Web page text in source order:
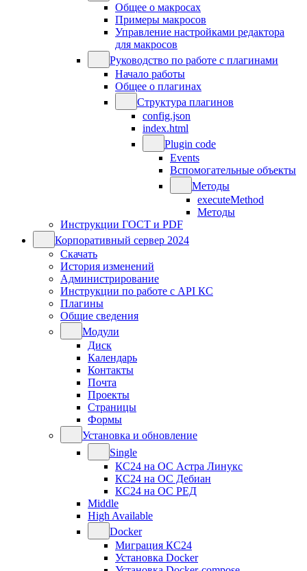
Общее о макросах
Примеры макросов
Управление настройками редактора
для макросов
Руководство по работе с плагинами
Начало работы
Общее о плагинах
Структура плагинов
config.json
index.html
Plugin code
Events
Вспомогательные объекты
Методы
executeMethod
Методы
Инструкции ГОСТ и PDF
Корпоративный сервер 2024
Скачать
История изменений
Администрирование
Инструкции по работе с API КС
Плагины
Общие сведения
Модули
Диск
Календарь
Контакты
Почта
Проекты
Страницы
Формы
Установка и обновление
Single
КС24 на ОС Астра Линукс
КС24 на ОС Дебиан
КС24 на ОС РЕД
Middle
High Available
Docker
Миграция КС24
Установка Docker